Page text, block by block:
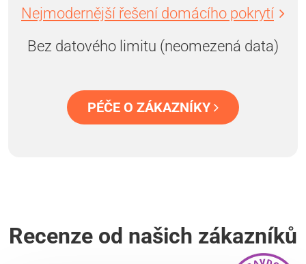
Nejmodernější řešení domácího pokrytí
Bez datového limitu (neomezená data)
PÉČE O ZÁKAZNÍKY
Recenze od našich zákazníků